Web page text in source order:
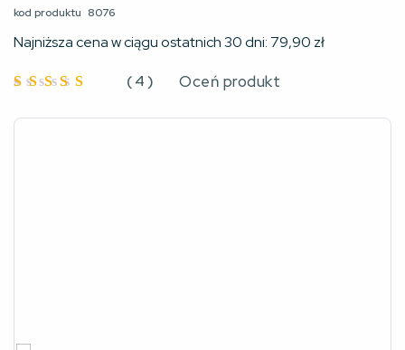
kod produktu 8076
Najniższa cena w ciągu ostatnich 30 dni: 79,90 zł
4.5na
(4 ) Oceń produkt